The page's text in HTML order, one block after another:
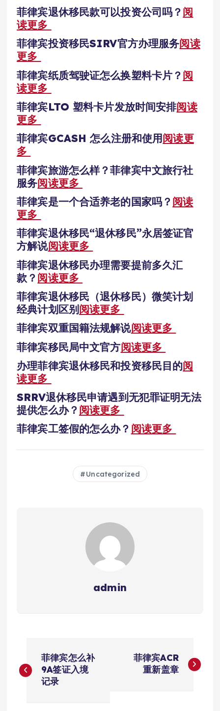
菲律宾退休移民款可以投资公司吗？阅
读更多
菲律宾投资移民SIRV官方办理服务阅读
更多
菲律宾纸质驾驶证怎么换塑料卡片？阅
读更多
菲律宾LTO 塑料卡片发放时间安排阅读
更多
菲律宾GCASH 怎么注册和使用阅读更
多
菲律宾旅游怎么样？菲律宾中文旅行社
服务阅读更多
菲律宾是一个合适养老的国家吗？阅读
更多
菲律宾退休移民“退休移民”永居签证官
方解说阅读更多
菲律宾退休移民办理需要提前多久汇
款？阅读更多
菲律宾退休移民（退休移民）微笑计划
经典计划区别阅读更多
菲律宾双重国籍法规解说阅读更多
菲律宾移民局中文官方阅读更多
办理菲律宾退休移民和投资移民目的阅
读更多
SRRV退休移民申请遇到无犯罪证明无法
提供怎么办？阅读更多
菲律宾工签假的怎么办？ 阅读更多
Uncategorized
admin
章
菲律宾怎么补
9A签证入境
记录
菲律宾ACR
重新盖章